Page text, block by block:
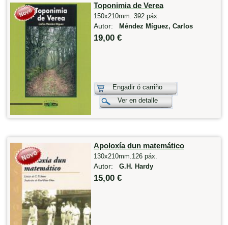
Toponimia de Verea
150x210mm. 392 páx.
Autor: Méndez Míguez, Carlos
19,00 €
Engadir ó carriño
Ver en detalle
Apoloxía dun matemático
130x210mm.126 páx.
Autor: G.H. Hardy
15,00 €